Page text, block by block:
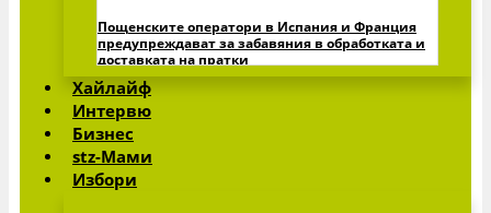
Пощенските оператори в Испания и Франция
предупреждават за забавяния в обработката и
доставката на пратки
Хайлайф
Интервю
Бизнес
stz-Мами
Избори